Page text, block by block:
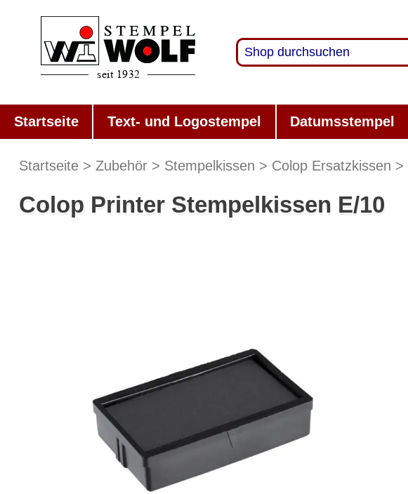
Startseite Text- und Logostempel Datumsstempel
Startseite Zubehör Stempelkissen Colop Ersatzkissen
Colop Printer Stempelkissen E/10